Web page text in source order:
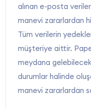
alınan e-posta
manevi zararlardan
Tüm verilerin
müşteriye aittir.
meydana
durumlar halinde
manevi zararlardan